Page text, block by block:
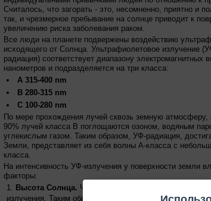
Считалось, что загорать - это, несомненно, приятно и
так, и чрезмерное пребывание на солнце приводит к
увеличению риска заболевания раком.
Все люди на планете подвержены воздействию
исходящего от Солнца. Ультрафиолетовое излучение
радиация) соответствует диапазону электромагнитных
нанометров и подразделяется на три класса:
A 315-400 nm
B 280-315 nm
C 100-280 nm
По мере прохождения лучей сквозь земную
90% лучей класса B поглощаются озоном, водяным
углекислым газом. Таким образом, УФ-радиация,
Земли, представляет из себя волны А-класса с
класса.
На интенсивность УФ-излучения у поверхности земли
факторы:
Высота Солнца. Чем выше Солнце над горизонтом,
излучения. Таким образом, уровень излучения